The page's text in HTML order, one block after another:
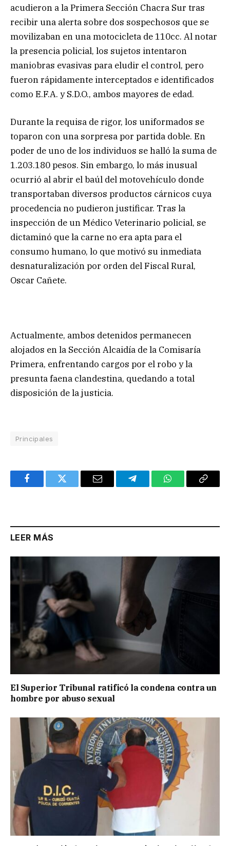
acudieron a la Primera Sección Chacra Sur tras
recibir una alerta sobre dos sospechosos que se
movilizaban en una motocicleta de 110cc. Al notar
la presencia policial, los sujetos intentaron
maniobras evasivas para eludir el control, pero
fueron rápidamente interceptados e identificados
como E.F.A. y S.D.O., ambos mayores de edad.
Durante la requisa de rigor, los uniformados se
toparon con una sorpresa por partida doble. En
poder de uno de los individuos se halló la suma de
1.203.180 pesos. Sin embargo, lo más inusual
ocurrió al abrir el baúl del motovehículo donde
transportaban diversos productos cárnicos cuya
procedencia no pudieron justificar. Tras la
inspección de un Médico Veterinario policial, se
dictaminó que la carne no era apta para el
consumo humano, lo que motivó su inmediata
desnaturalización por orden del Fiscal Rural,
Oscar Cañete.
Actualmente, ambos detenidos permanecen
alojados en la Sección Alcaidía de la Comisaría
Primera, enfrentando cargos por el robo y la
presunta faena clandestina, quedando a total
disposición de la justicia.
Principales
FacebookTwitter Email TelegramWhatsAppCopy
LEER MÁS
El Superior Tribunal ratificó la condena contra un
hombre por abuso sexual